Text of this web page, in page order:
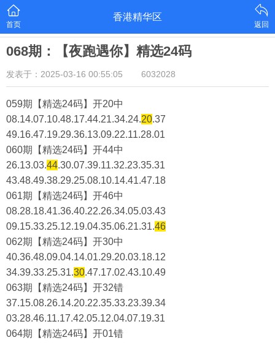
首页
香港精华区
返回
068期：【夜跑遇你】精选24码
发表于：2025-03-16 00:55:05 6032028
059期【精选24码】开20中
08.14.07.10.48.17.44.21.34.24.20.37
49.16.47.19.29.36.13.09.22.11.28.01
060期【精选24码】开44中
26.13.03.44.30.07.39.11.32.23.35.31
43.48.49.38.29.25.08.10.14.41.47.18
061期【精选24码】开46中
08.28.18.41.36.40.22.26.34.05.03.43
09.15.33.25.12.19.04.35.06.21.31.46
062期【精选24码】开30中
40.36.48.09.04.14.01.29.20.03.18.12
34.39.33.25.31.30.47.17.02.43.10.49
063期【精选24码】开32错
37.15.08.26.14.20.22.35.33.23.39.34
03.28.46.11.17.42.05.12.04.07.19.31
064期【精选24码】开01错